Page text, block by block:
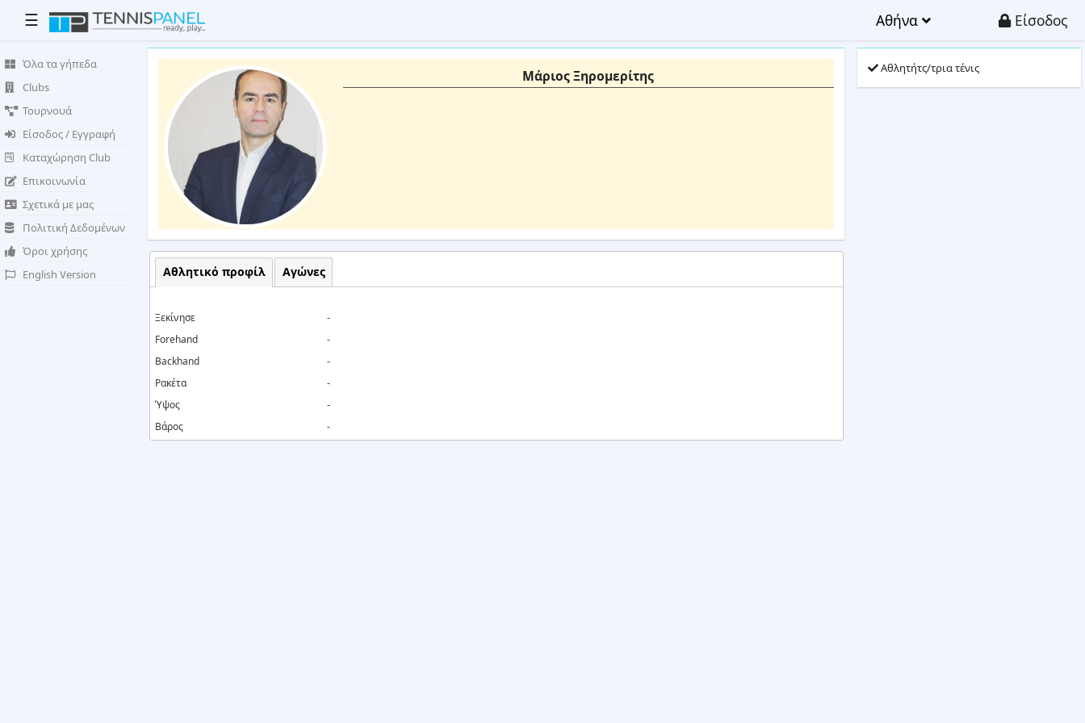
☰ Αθήνα Είσοδος
Όλα τα γήπεδα
Clubs
Τουρνουά
Είσοδος / Εγγραφή
Καταχώρηση Club
Επικοινωνία
Σχετικά με μας
Πολιτική Δεδομένων
Όροι χρήσης
English Version
Μάριος Ξηρομερίτης Αθλητήτς/τρια τένις
Αθλητικό προφίλ Αγώνες
Ξεκίνησε
-
Forehand
-
Backhand
-
Ρακέτα
-
Ύψος
-
Βάρος
-